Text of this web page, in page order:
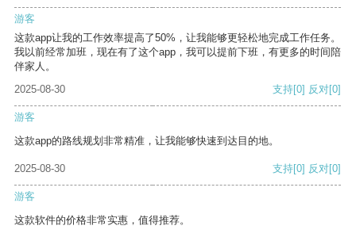
游客
这款app让我的工作效率提高了50%，让我能够更轻松地完成工作任务。
我以前经常加班，现在有了这个app，我可以提前下班，有更多的时间陪
伴家人。
2025-08-30
支持[0] 反对[0]
游客
这款app的路线规划非常精准，让我能够快速到达目的地。
2025-08-30 支持[0] 反对[0]
游客
这款软件的价格非常实惠，值得推荐。